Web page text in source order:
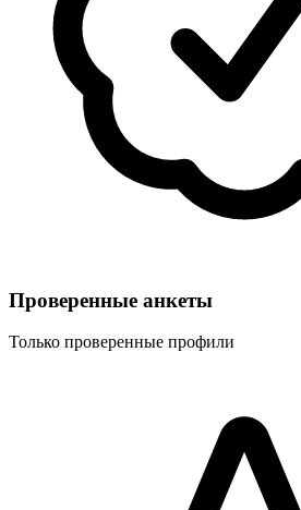
Проверенные анкеты
Только проверенные профили